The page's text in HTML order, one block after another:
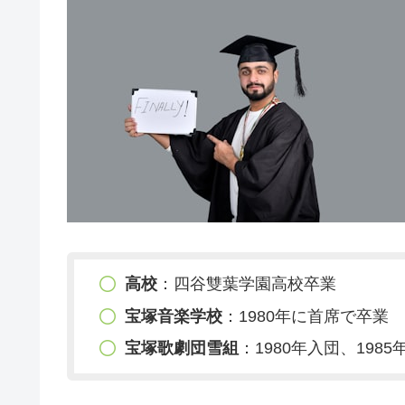
高校 ：四谷雙葉学園高校卒業
宝塚音楽学校 ：1980年に首席で卒業
宝塚歌劇団雪組 ：1980年入団、1985